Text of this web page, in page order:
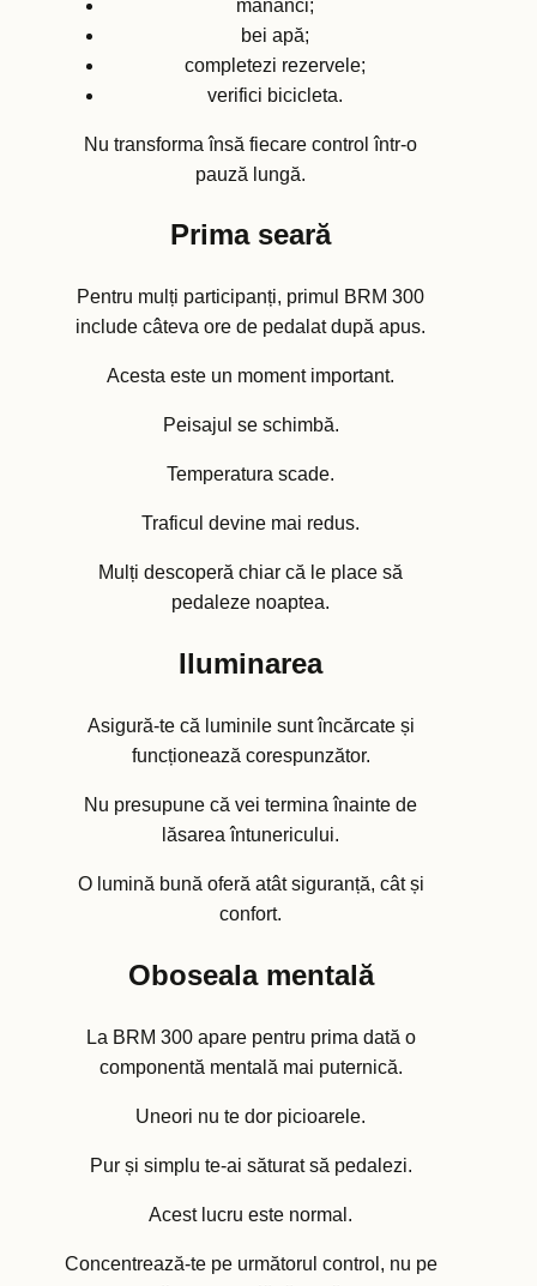
mănânci;
bei apă;
completezi rezervele;
verifici bicicleta.
Nu transforma însă fiecare control într-o
pauză lungă.
Prima seară
Pentru mulți participanți, primul BRM 300
include câteva ore de pedalat după apus.
Acesta este un moment important.
Peisajul se schimbă.
Temperatura scade.
Traficul devine mai redus.
Mulți descoperă chiar că le place să
pedaleze noaptea.
Iluminarea
Asigură-te că luminile sunt încărcate și
funcționează corespunzător.
Nu presupune că vei termina înainte de
lăsarea întunericului.
O lumină bună oferă atât siguranță, cât și
confort.
Oboseala mentală
La BRM 300 apare pentru prima dată o
componentă mentală mai puternică.
Uneori nu te dor picioarele.
Pur și simplu te-ai săturat să pedalezi.
Acest lucru este normal.
Concentrează-te pe următorul control, nu pe